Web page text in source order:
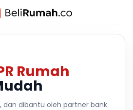
Rumah
dan dibantu oleh partner bank